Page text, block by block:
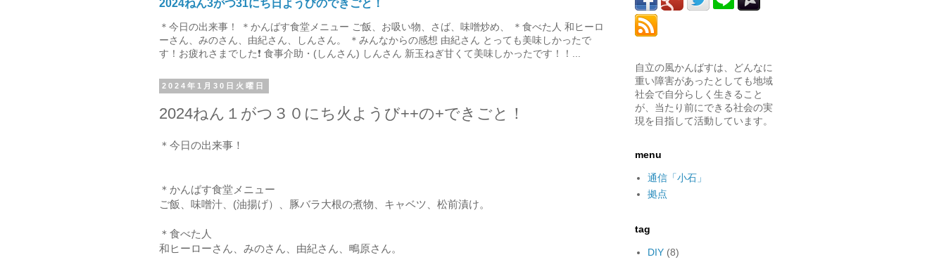
2024ねん3がつ31にち日ようびのできごと！
＊今日の出来事！ ＊かんばす食堂メニュー ご飯、お吸い物、さば、味噌炒め、 ＊食べた人 和ヒーロ
ーさん、みのさん、由紀さん、しんさん。 ＊みんなからの感想 由紀さん とっても美味しかったで
す！お疲れさまでした❗ 食事介助・(しんさん) しんさん 新玉ねぎ甘くて美味しかったです！！...
2024年1月30日火曜日
2024ねん１がつ３０にち火ようび++の+できごと！
＊今日の出来事！
＊かんばす食堂メニュー
ご飯、味噌汁、(油揚げ）、豚バラ大根の煮物、キャベツ、松前漬け。
＊食べた人
和ヒーローさん、みのさん、由紀さん、鴫原さん。
自立の風かんばすは、どんなに
重い障害があったとしても地域
社会で自分らしく生きること
が、当たり前にできる社会の実
現を目指して活動しています。
menu
通信「小石」
拠点
tag
DIY (8)